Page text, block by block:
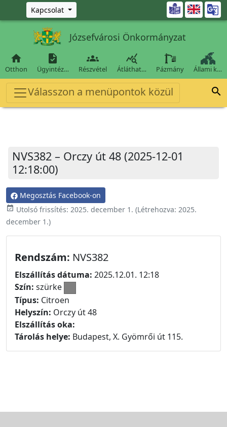
Ugrás a fő tartalomra
Kapcsolat 
Józsefvárosi Önkormányzat

Otthon

Ügyintéz…

Részvétel

Átláthat… Pázmány Állami k…
Válasszon a menüpontok közül 
NVS382 – Orczy út 48 (2025-12-01
12:18:00)
Megosztás Facebook-on
event_available Utolsó frissítés: 2025. december 1. (Létrehozva: 2025.
december 1.)
Rendszám: NVS382
Elszállítás dátuma: 2025.12.01. 12:18
Szín: szürke
Típus: Citroen
Helyszín: Orczy út 48
Elszállítás oka:
Tárolás helye: Budapest, X. Gyömrői út 115.